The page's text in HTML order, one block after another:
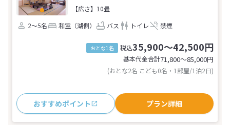
【広さ】10畳
2～5名
和室（湖側） バス トイレ 禁煙
おとな1名 税込35,900～42,500円
基本代金合計71,800〜85,000円
(おとな2名 こども0名・1部屋/1泊2日)
おすすめポイント プラン詳細